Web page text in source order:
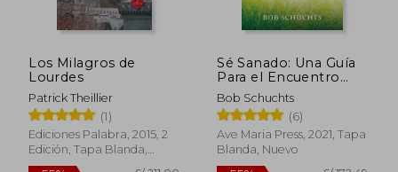
55%
dcto.
55%
dcto.
Los Milagros de
Lourdes
Patrick Theillier
(1)
Ediciones Palabra, 2015, 2
Edición, Tapa Blanda,
Nuevo
Sé Sanado: Una Guía
Para el Encuentro
con el Poderoso
Amor de Jesús en tu
Vida
Bob Schuchts
(6)
Ave Maria Press, 2021, Tapa
Blanda, Nuevo